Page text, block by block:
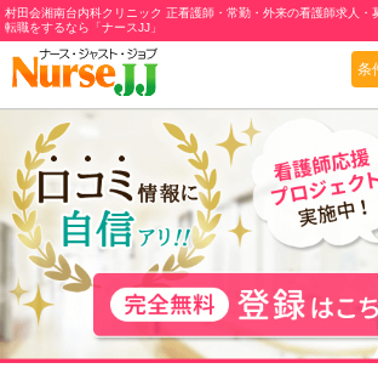
村田会湘南台内科クリニック 正看護師・常勤・外来の看護師求人・
転職をするなら「ナースJJ」
条